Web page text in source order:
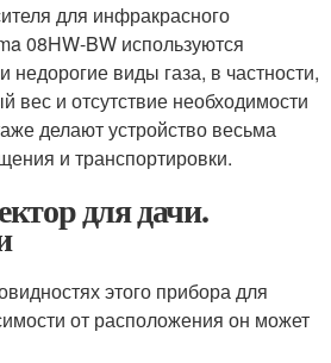
для инфракрасного
08HW-BW используются
недорогие виды газа, в частности,
вес и отсутствие необходимости
делают устройство весьма
и транспортировки.
для дачи.
этого прибора для
от расположения он может